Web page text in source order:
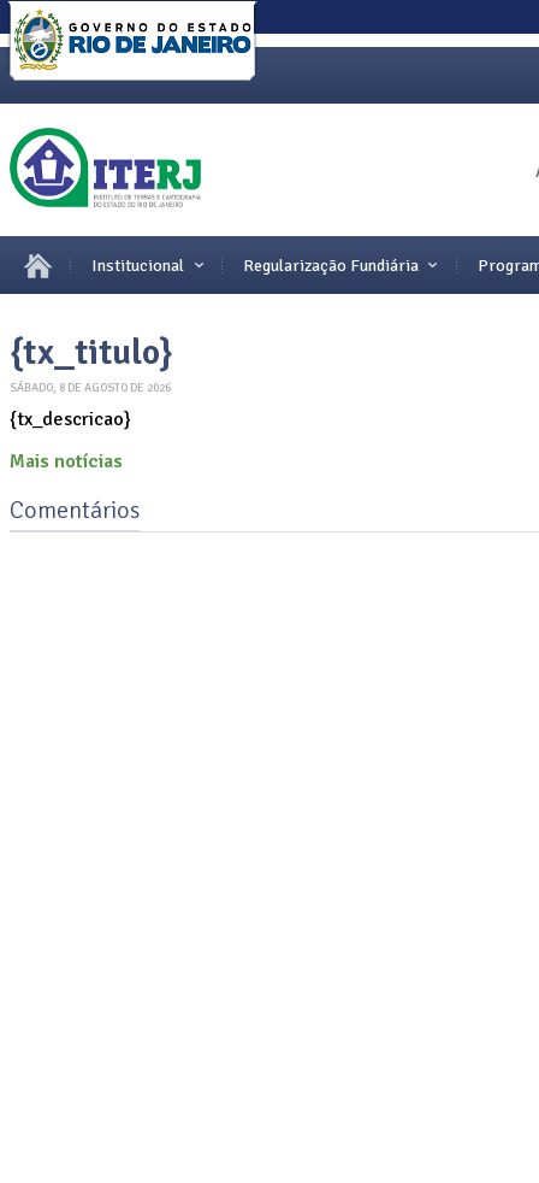
Institucional Regularização Fundiária
{tx_titulo}
SÁBADO, 8 DE AGOSTO DE 2026
{tx_descricao}
Mais notícias
Comentários